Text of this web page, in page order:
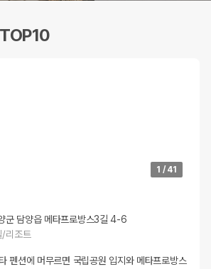
1 / 41
군 담양읍 메타프로방스3길 4-6
/리조트
펜션에 머무르면 국립공원 입지와 메타프로방스